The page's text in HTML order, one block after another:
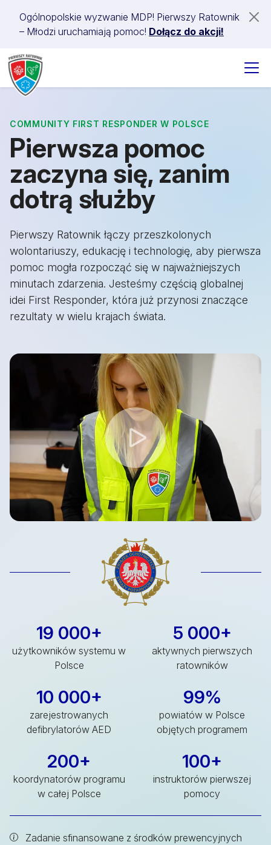
Ogólnopolskie wyzwanie MDP! Pierwszy Ratownik
– Młodzi uruchamiają pomoc! Dołącz do akcji!
COMMUNITY FIRST RESPONDER W POLSCE
Pierwsza pomoc
zaczyna się, zanim
dotrą służby
Pierwszy Ratownik łączy przeszkolonych
wolontariuszy, edukację i technologię, aby pierwsza
pomoc mogła rozpocząć się w najważniejszych
minutach zdarzenia. Jesteśmy częścią globalnej
idei First Responder, która już przynosi znaczące
rezultaty w wielu krajach świata.
19 000+
użytkowników systemu w
Polsce
5 000+
aktywnych pierwszych
ratowników
10 000+
zarejestrowanych
defibrylatorów AED
99%
powiatów w Polsce
objętych programem
200+
koordynatorów programu
w całej Polsce
100+
instruktorów pierwszej
pomocy
Zadanie sfinansowane z środków prewencyjnych